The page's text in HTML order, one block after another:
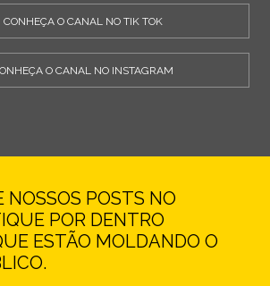
CONHEÇA O CANAL NO TIK TOK
O CANAL NO INSTAGRAM
NOSSOS POSTS NO
POR DENTRO
ESTÃO MOLDANDO O